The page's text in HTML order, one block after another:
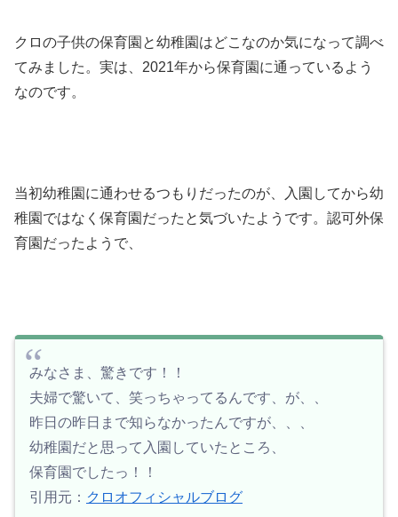
クロの子供の保育園と幼稚園はどこなのか気になって調べ
てみました。実は、2021年から保育園に通っているよう
なのです。
当初幼稚園に通わせるつもりだったのが、入園してから幼
稚園ではなく保育園だったと気づいたようです。認可外保
育園だったようで、
みなさま、驚きです！！
夫婦で驚いて、笑っちゃってるんです、が、、
昨日の昨日まで知らなかったんですが、、、
幼稚園だと思って入園していたところ、
保育園でしたっ！！
引用元： クロオフィシャルブログ